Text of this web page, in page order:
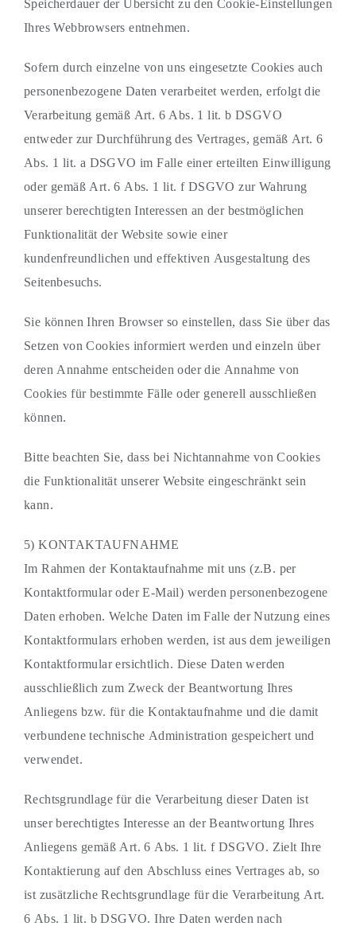
Ihres Webbrowsers entnehmen.
Sofern durch einzelne von uns eingesetzte Cookies auch
personenbezogene Daten verarbeitet werden, erfolgt die
Verarbeitung gemäß Art. 6 Abs. 1 lit. b DSGVO
entweder zur Durchführung des Vertrages, gemäß Art. 6
Abs. 1 lit. a DSGVO im Falle einer erteilten Einwilligung
oder gemäß Art. 6 Abs. 1 lit. f DSGVO zur Wahrung
unserer berechtigten Interessen an der bestmöglichen
Funktionalität der Website sowie einer
kundenfreundlichen und effektiven Ausgestaltung des
Seitenbesuchs.
Sie können Ihren Browser so einstellen, dass Sie über das
Setzen von Cookies informiert werden und einzeln über
deren Annahme entscheiden oder die Annahme von
Cookies für bestimmte Fälle oder generell ausschließen
können.
Bitte beachten Sie, dass bei Nichtannahme von Cookies
die Funktionalität unserer Website eingeschränkt sein
kann.
5) KONTAKTAUFNAHME
Im Rahmen der Kontaktaufnahme mit uns (z.B. per
Kontaktformular oder E-Mail) werden personenbezogene
Daten erhoben. Welche Daten im Falle der Nutzung eines
Kontaktformulars erhoben werden, ist aus dem jeweiligen
Kontaktformular ersichtlich. Diese Daten werden
ausschließlich zum Zweck der Beantwortung Ihres
Anliegens bzw. für die Kontaktaufnahme und die damit
verbundene technische Administration gespeichert und
verwendet.
Rechtsgrundlage für die Verarbeitung dieser Daten ist
unser berechtigtes Interesse an der Beantwortung Ihres
Anliegens gemäß Art. 6 Abs. 1 lit. f DSGVO. Zielt Ihre
Kontaktierung auf den Abschluss eines Vertrages ab, so
ist zusätzliche Rechtsgrundlage für die Verarbeitung Art.
6 Abs. 1 lit. b DSGVO. Ihre Daten werden nach